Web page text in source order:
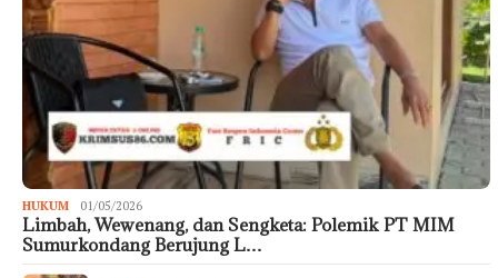
HUKUM 01/05/2026
Limbah, Wewenang, dan Sengketa: Polemik PT MIM
Sumurkondang Berujung L…